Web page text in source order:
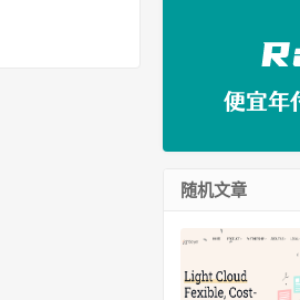
随机文章